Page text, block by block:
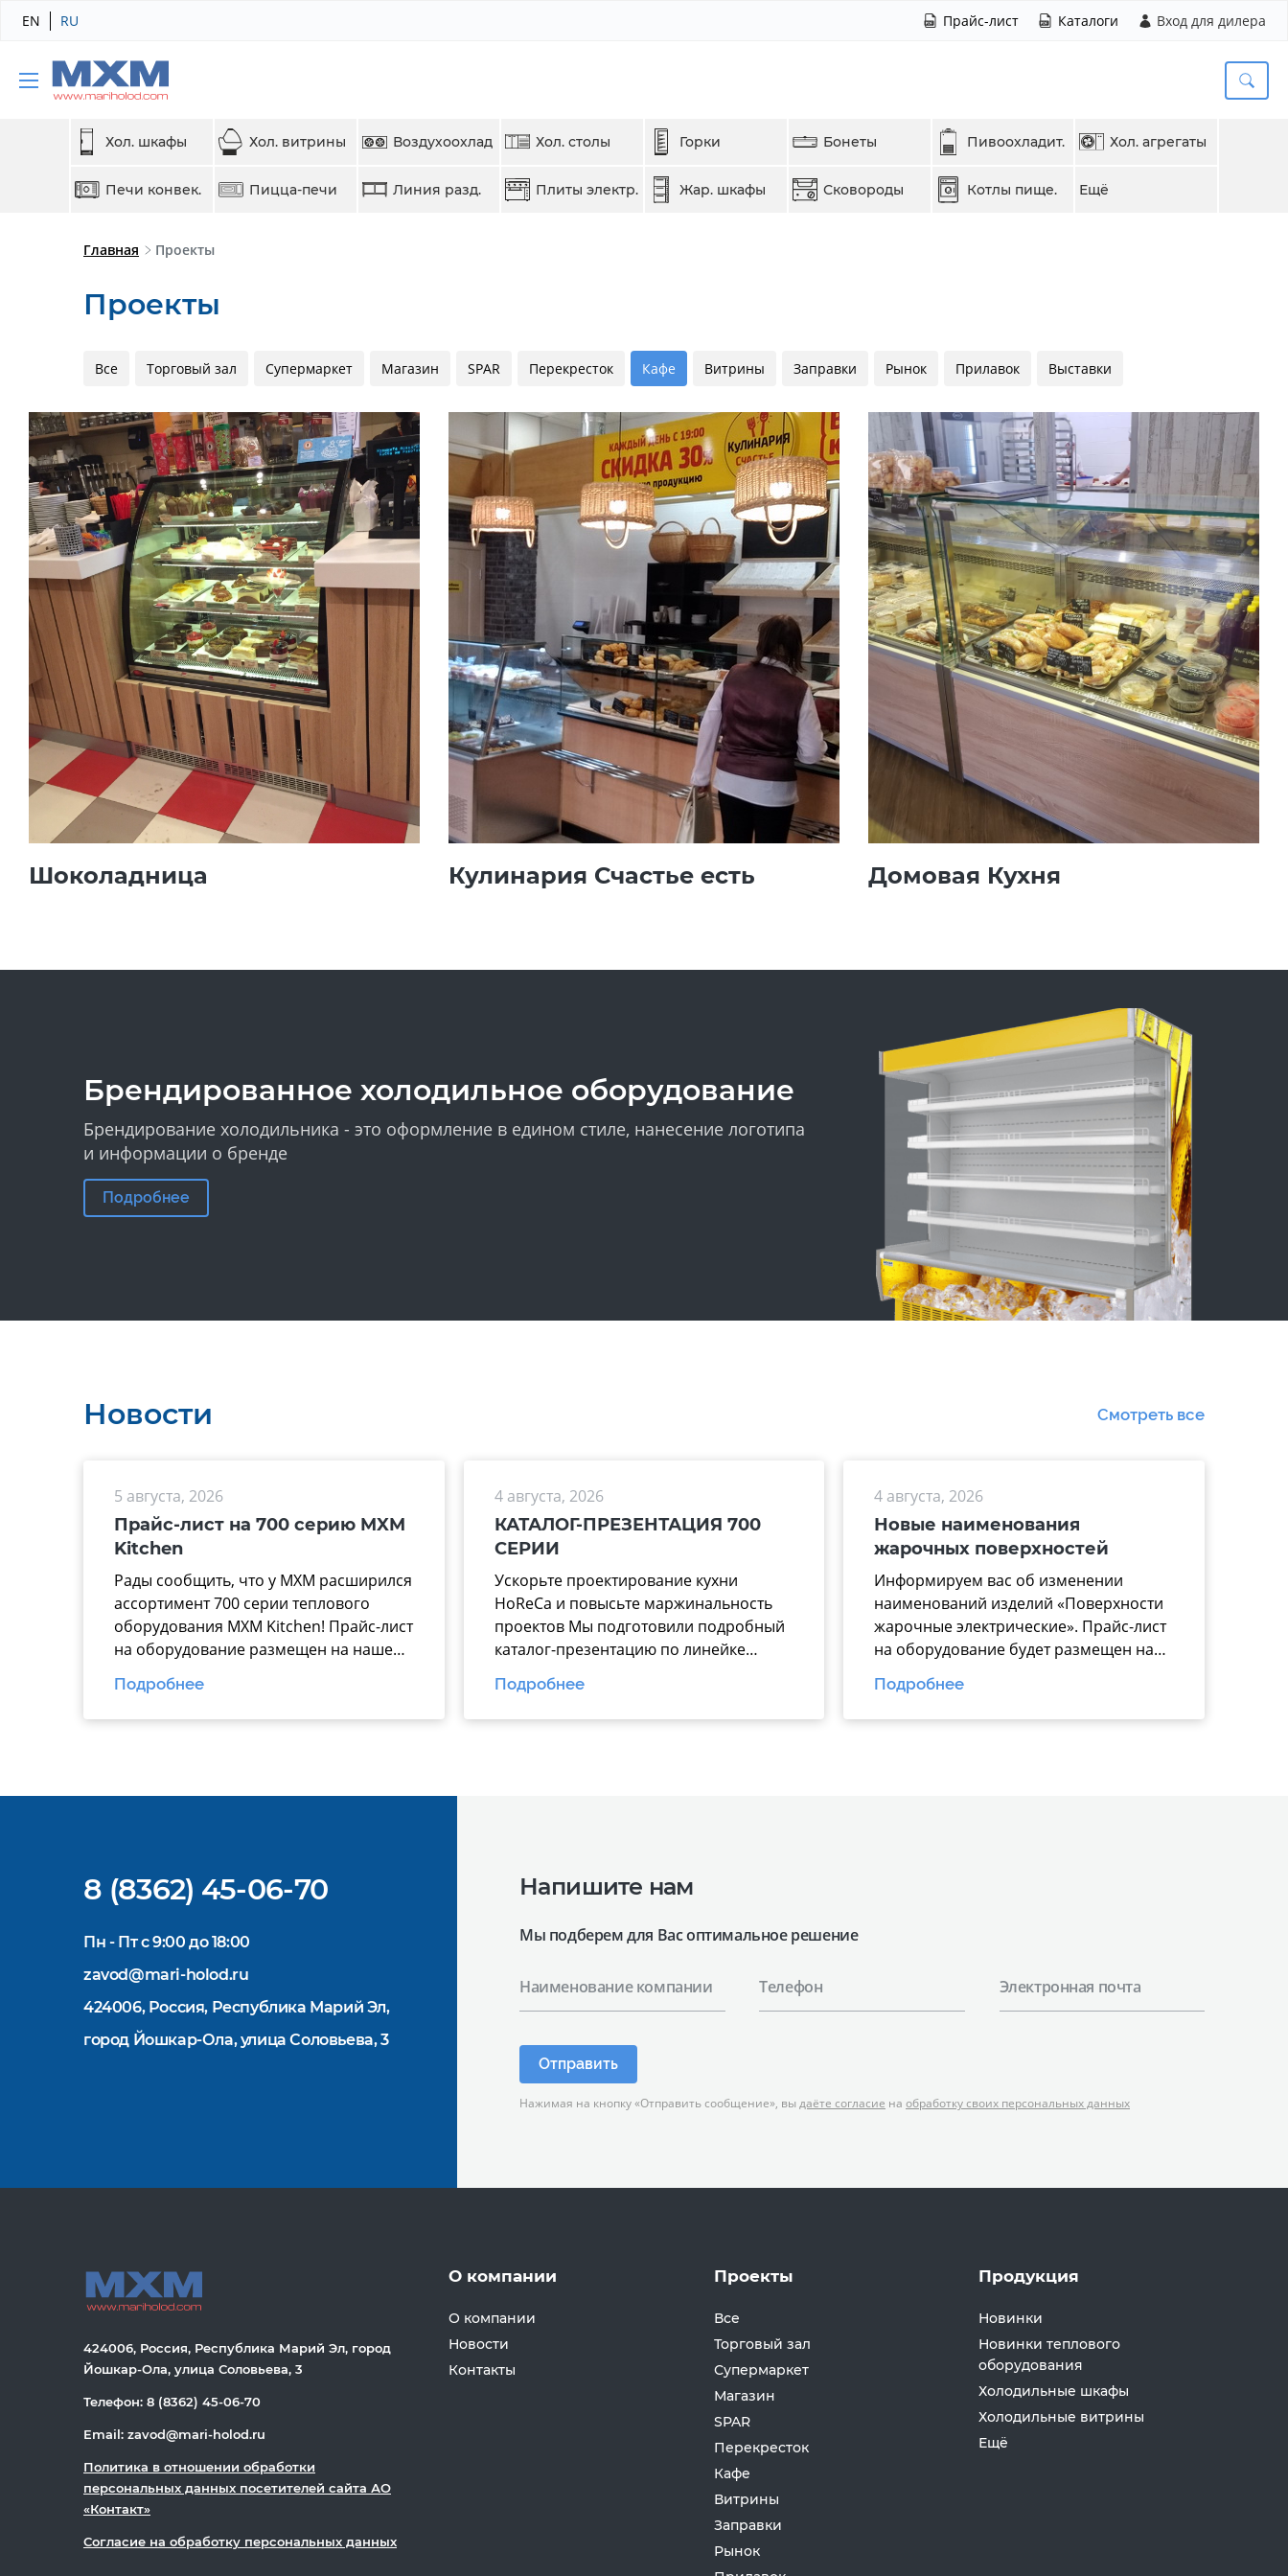
EN RU Прайс-лист Каталоги Вход для дилера
Хол. шкафы Хол. витрины Воздухоохлад Хол. столы Горки Бонеты Пивоохладит. Хол. агрегаты
Печи конвек. Пицца-печи Линия разд. Плиты электр. Жар. шкафы Сковороды Котлы пище. Ещё
Главная Проекты
Проекты
Все Торговый зал Супермаркет Магазин SPAR Перекресток Кафе Витрины Заправки Рынок Прилавок Выставки
Шоколадница Кулинария Счастье есть Домовая Кухня
Брендированное холодильное оборудование
Брендирование холодильника - это оформление в едином стиле, нанесение логотипа
и информации о бренде
Подробнее
Новости Смотреть все
5 августа, 2026
Прайс-лист на 700 серию MXM
Kitchen
Рады сообщить, что у МХМ расширился
ассортимент 700 серии теплового
оборудования MXM Kitchen! Прайс-лист
на оборудование размещен на нашем
официальном сайте mariholod.com в
разделе «Прайс-лист».
Дополнительную информацию вы
Подробнее
4 августа, 2026
КАТАЛОГ-ПРЕЗЕНТАЦИЯ 700
СЕРИИ
Ускорьте проектирование кухни
HoReCa и повысьте маржинальность
проектов Мы подготовили подробный
каталог-презентацию по линейке
теплового оборудования 700 серии
производства завода
«Марихолодмаш». Этот материал
презентацию вошли ключевые модули
горячего […]
Подробнее
4 августа, 2026
Новые наименования
жарочных поверхностей
Информируем вас об изменении
наименований изделий «Поверхности
жарочные электрические». Прайс-лист
на оборудование будет размещен на
нашем официальном
сайте https://www.mariholod.com/ в
Дилерском разделе «Прайсы».
Подробнее
8 (8362) 45-06-70
Пн - Пт с 9:00 до 18:00
zavod@mari-holod.ru
424006, Россия, Республика Марий Эл,
город Йошкар-Ола, улица Соловьева, 3
Напишите нам
Мы подберем для Вас оптимальное решение
Наименование компании Телефон Электронная почта
Отправить
Нажимая на кнопку «Отправить сообщение», вы даёте согласие на обработку своих персональных данных
424006, Россия, Республика Марий Эл, город
Йошкар-Ола, улица Соловьева, 3
Телефон: 8 (8362) 45-06-70
Email: zavod@mari-holod.ru
Политика в отношении обработки
персональных данных посетителей сайта АО
«Контакт»
Согласие на обработку персональных данных
О компании
О компании
Новости
Контакты
Проекты
Все
Торговый зал
Супермаркет
Магазин
SPAR
Перекресток
Кафе
Витрины
Заправки
Рынок
Продукция
Новинки
Новинки теплового
оборудования
Холодильные шкафы
Холодильные витрины
Ещё